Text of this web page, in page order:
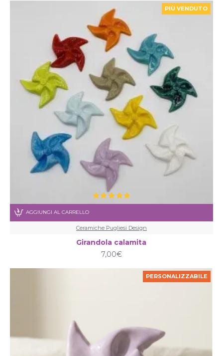
PIÙ VENDUTO
Ceramiche Pugliesi Design
Girandola calamita
7,00€
AGGIUNGI AL CARRELLO
PERSONALIZZABILE